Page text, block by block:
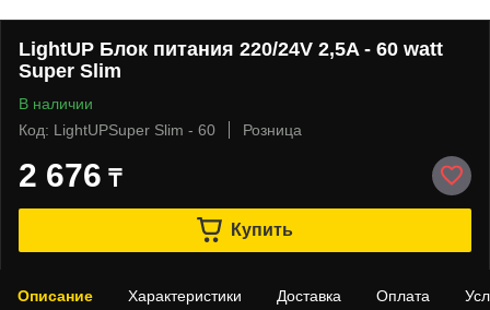
LightUP Блок питания 220/24V 2,5A - 60 watt
Super Slim
В наличии
Код: LightUPSuper Slim - 60
Розница
2 676 ₸
Купить
Описание Характеристики Доставка Оплата